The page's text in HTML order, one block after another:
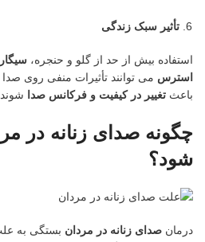
تأثیر سبک زندگی
استفاده بیش از حد از گلو و حنجره،
استرس می توانند تأثیرات منفی روی
باعث تغییر در کیفیت و فرکانس صدا شوند.
چگونه صدای زنانه در
شود؟
درمان صدای زنانه در مردان بستگی به